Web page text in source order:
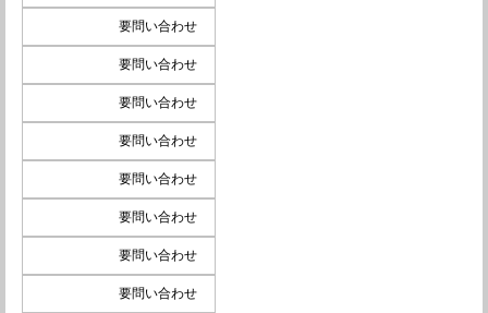
要問い合わせ
要問い合わせ
要問い合わせ
要問い合わせ
要問い合わせ
要問い合わせ
要問い合わせ
要問い合わせ